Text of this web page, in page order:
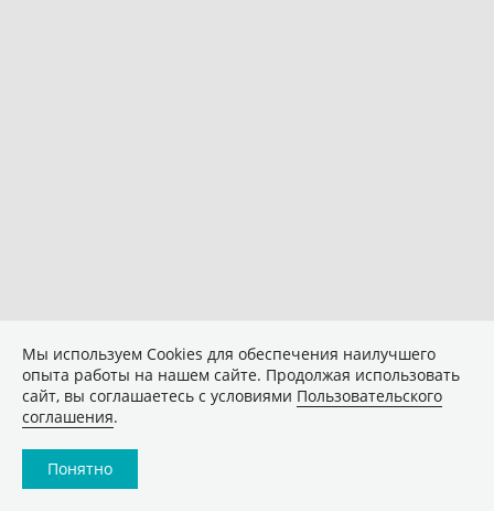
Мы используем Сookies для обеспечения наилучшего
опыта работы на нашем сайте. Продолжая использовать
сайт, вы соглашаетесь с условиями Пользовательского
соглашения.
Понятно